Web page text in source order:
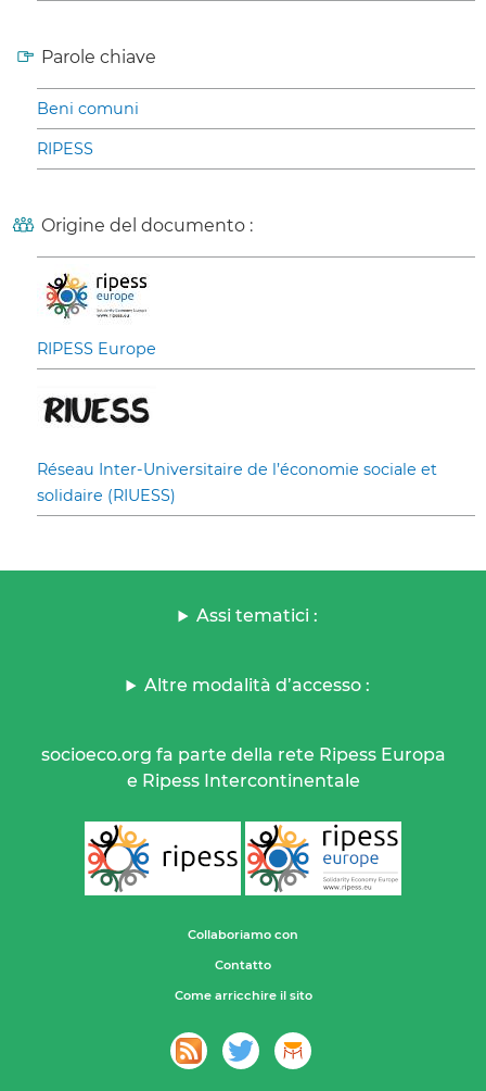
Parole chiave
Beni comuni
RIPESS
Origine del documento :
RIPESS Europe
Réseau Inter-Universitaire de l’économie sociale et
solidaire (RIUESS)
Assi tematici :
Altre modalità d’accesso :
socioeco.org fa parte della rete Ripess Europa
e Ripess Intercontinentale
Collaboriamo con
Contatto
Come arricchire il sito